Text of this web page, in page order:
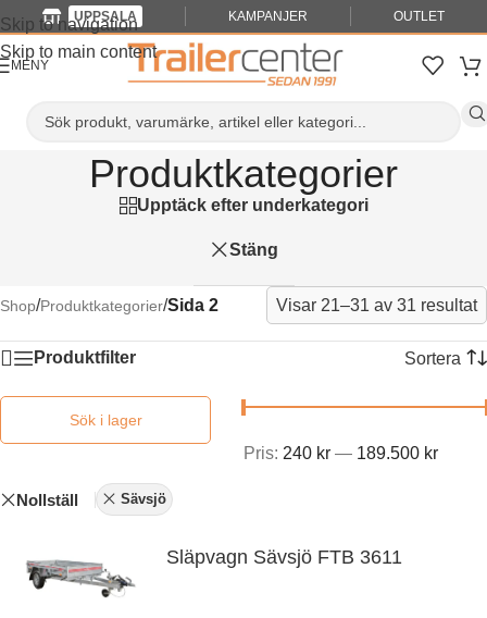
Skip to navigation
Skip to main content
UPPSALA KAMPANJER OUTLET
MENY
Produktkategorier
Upptäck efter underkategori
Stäng
Shop/Produktkategorier/Sida 2 Visar 21–31 av 31 resultat
Produktfilter
Pris: 240 kr — 189.500 kr
Nollställ Sävsjö
Släpvagn Sävsjö FTB 3611